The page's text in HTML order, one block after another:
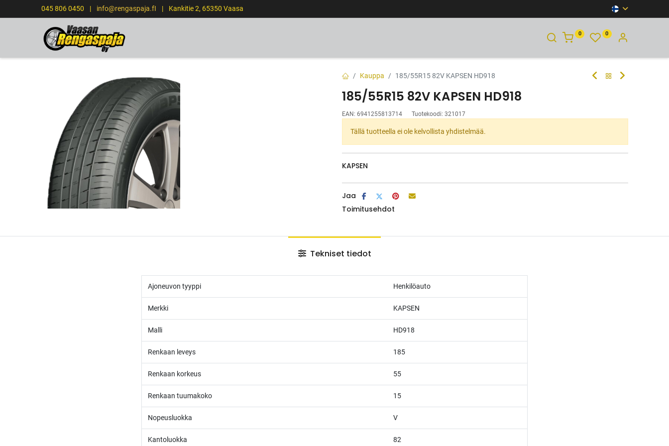
045 806 0450 | info@rengaspaja.fI | Kankitie 2, 65350 Vaasa
0 0
Kauppa 185/55R15 82V KAPSEN HD918
185/55R15 82V KAPSEN HD918
EAN: 6941255813714 Tuotekoodi: 321017
Tällä tuotteella ei ole kelvollista yhdistelmää.
KAPSEN
Jaa
Toimitusehdot
Tekniset tiedot
Ajoneuvon tyyppi Henkilöauto
Merkki KAPSEN
Malli HD918
Renkaan leveys 185
Renkaan korkeus 55
Renkaan tuumakoko 15
Nopeusluokka V
Kantoluokka 82